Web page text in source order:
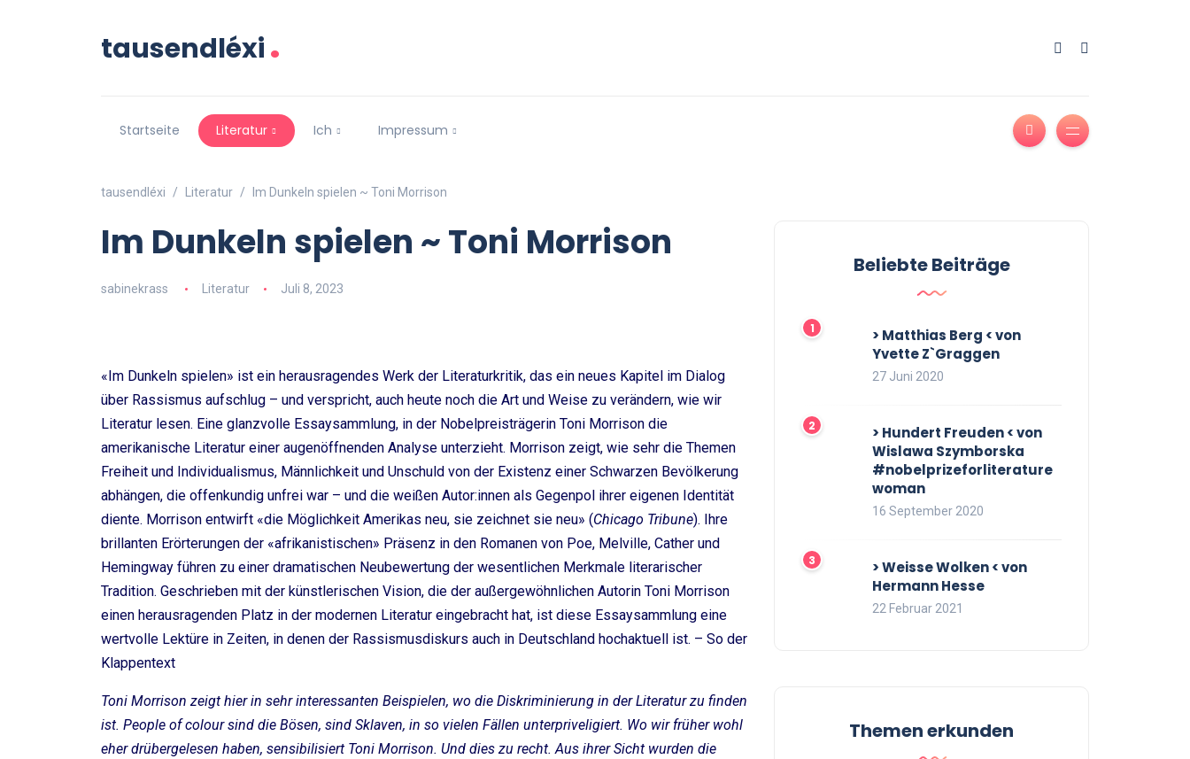
tausendléxi.
Startseite Literatur Ich Impressum
tausendléxi Literatur Im Dunkeln spielen ~ Toni Morrison
Im Dunkeln spielen ~ Toni Morrison
sabinekrass Literatur Juli 8, 2023
«Im Dunkeln spielen» ist ein herausragendes Werk der Literaturkritik, das ein neues Kapitel im Dialog
über Rassismus aufschlug – und verspricht, auch heute noch die Art und Weise zu verändern, wie wir
Literatur lesen. Eine glanzvolle Essaysammlung, in der Nobelpreisträgerin Toni Morrison die
amerikanische Literatur einer augenöffnenden Analyse unterzieht. Morrison zeigt, wie sehr die Themen
Freiheit und Individualismus, Männlichkeit und Unschuld von der Existenz einer Schwarzen Bevölkerung
abhängen, die offenkundig unfrei war – und die weißen Autor:innen als Gegenpol ihrer eigenen Identität
diente. Morrison entwirft «die Möglichkeit Amerikas neu, sie zeichnet sie neu» (Chicago Tribune). Ihre
brillanten Erörterungen der «afrikanistischen» Präsenz in den Romanen von Poe, Melville, Cather und
Hemingway führen zu einer dramatischen Neubewertung der wesentlichen Merkmale literarischer
Tradition. Geschrieben mit der künstlerischen Vision, die der außergewöhnlichen Autorin Toni Morrison
einen herausragenden Platz in der modernen Literatur eingebracht hat, ist diese Essaysammlung eine
wertvolle Lektüre in Zeiten, in denen der Rassismusdiskurs auch in Deutschland hochaktuell ist. – So der
Klappentext
Toni Morrison zeigt hier in sehr interessanten Beispielen, wo die Diskriminierung in der Literatur zu finden
ist. People of colour sind die Bösen, sind Sklaven, in so vielen Fällen unterpriveligiert. Wo wir früher wohl
eher drübergelesen haben, sensibilisiert Toni Morrison. Und dies zu recht. Aus ihrer Sicht wurden die
Beliebte Beiträge
> Matthias Berg < von
Yvette Z`Graggen
27 Juni 2020
> Hundert Freuden < von
Wislawa Szymborska
#nobelprizeforliterature
woman
16 September 2020
> Weisse Wolken < von
Hermann Hesse
22 Februar 2021
Themen erkunden